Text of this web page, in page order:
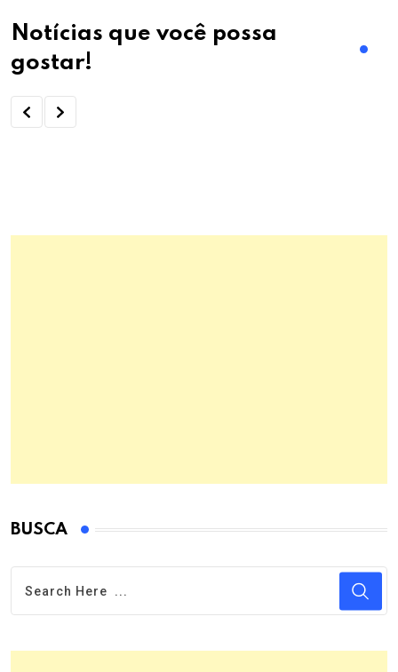
Notícias que você possa
gostar!
BUSCA